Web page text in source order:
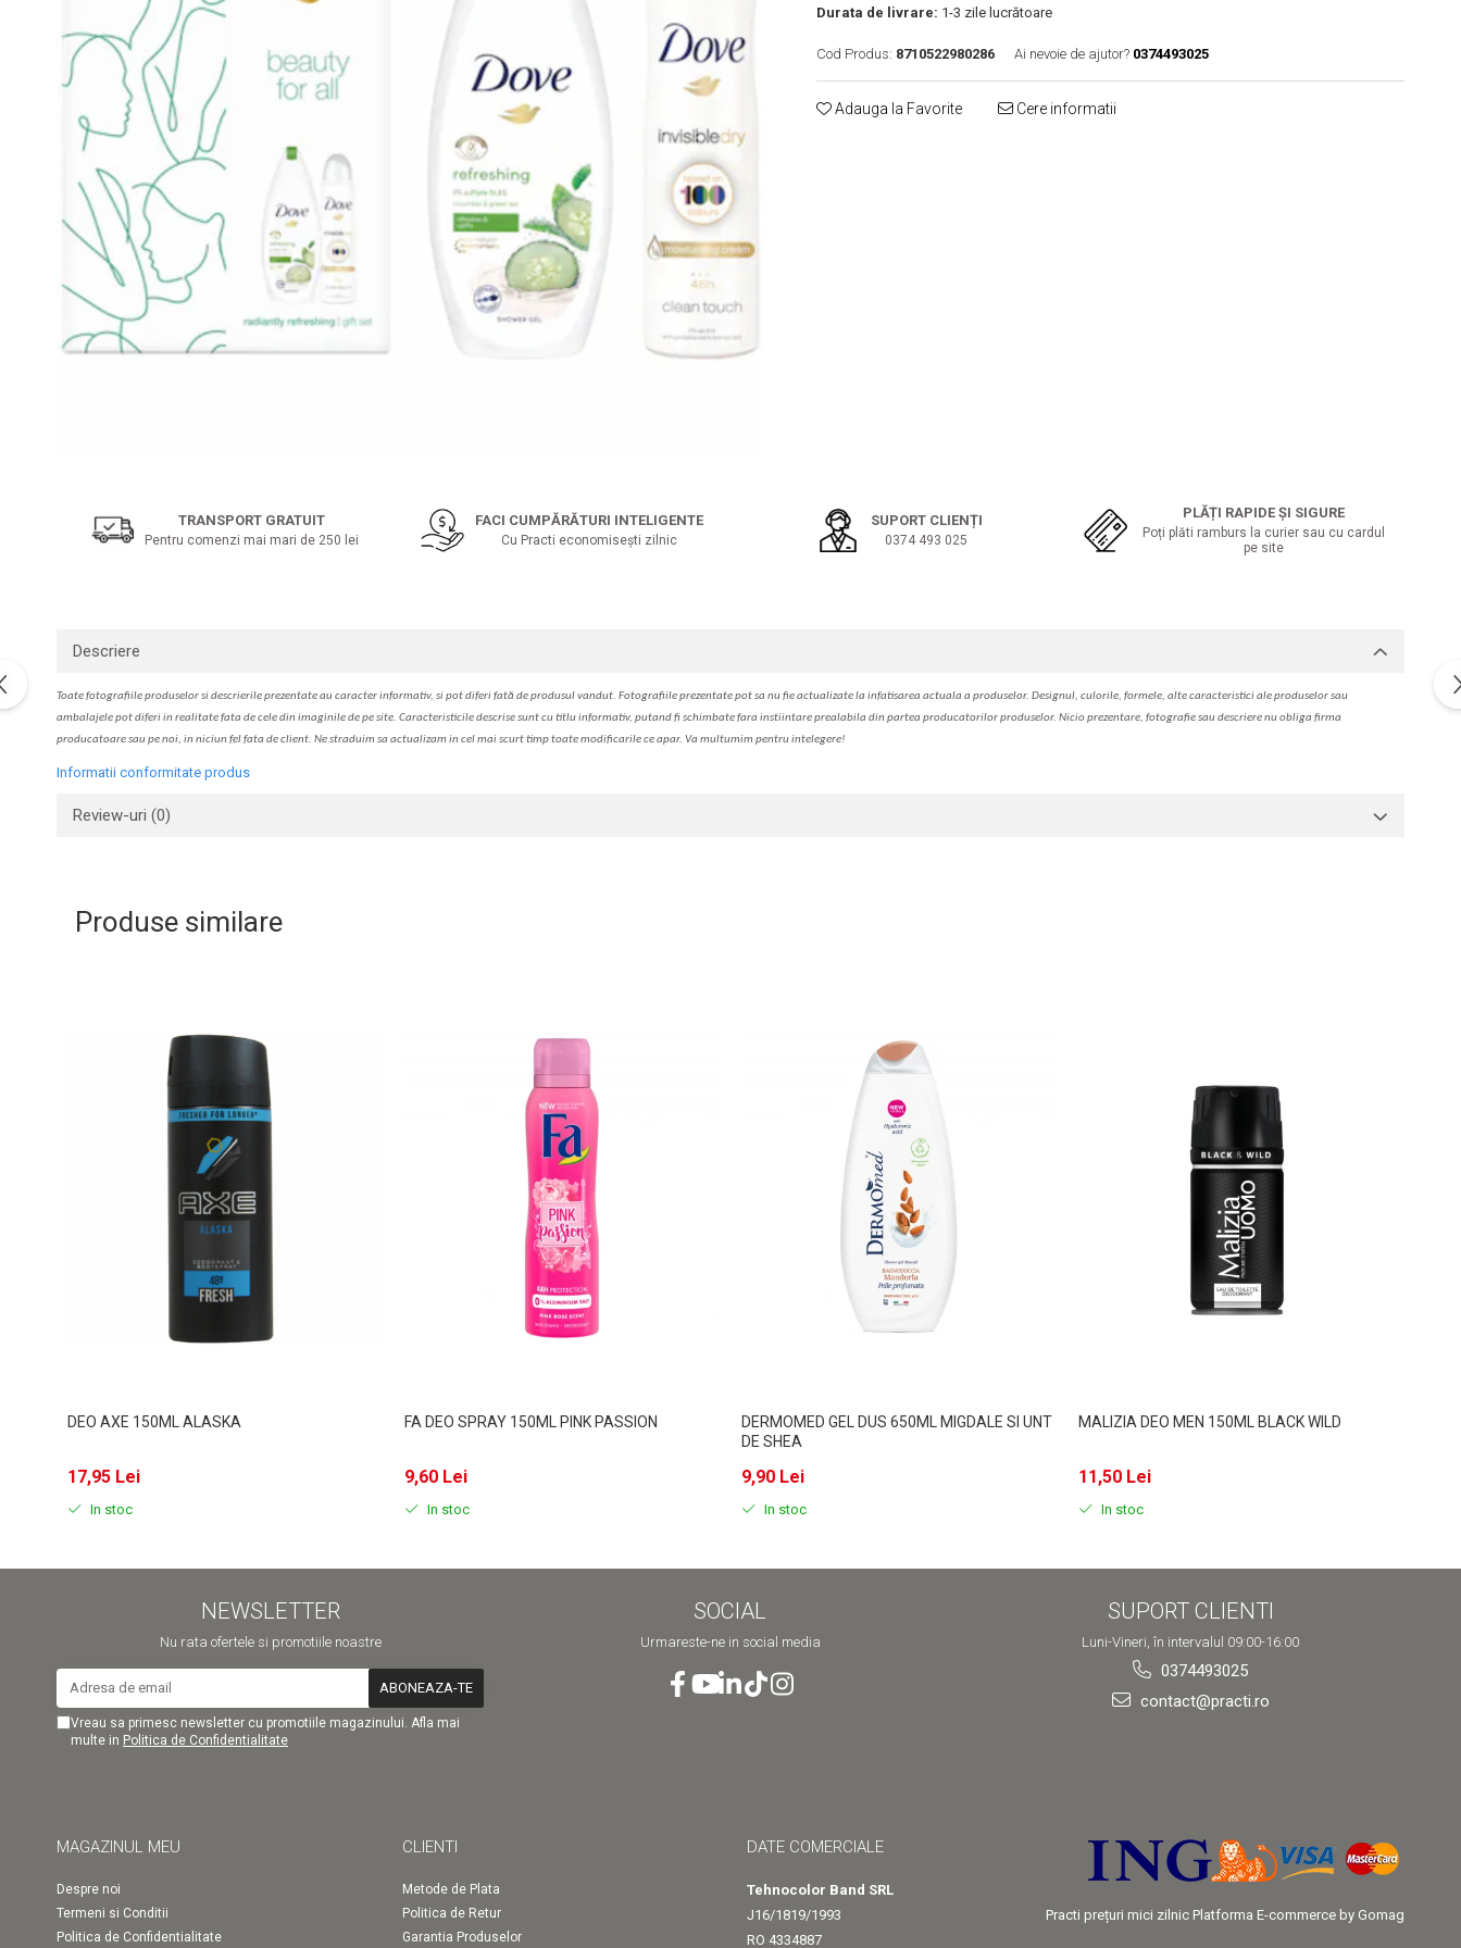
Detergent pardoseala
Detergent toaleta
Echipamente de curăţenie
Folie aluminiu,folie alimentara
Galeata mop
Hartie igienica
Insecticide
Lavete de curatare
Parfum de camere
Produse de dezinfectare
Indepartarea parului
Ingrijirea buzei
Lotiune de corp
Pachete de cadouri
Pasta de dinti
Pensula machiaj
Periuta de dinti
Produse pentru coafat
Produse pentru curatarea tenului
Vata demachianta
Facebook
Durata de livrare: 1-3 zile lucrătoare
Cod Produs: 8710522980286 Ai nevoie de ajutor? 0374493025
Adauga la Favorite Cere informatii
TRANSPORT GRATUIT
Pentru comenzi mai mari de 250 lei
FACI CUMPĂRĂTURI INTELIGENTE
Cu Practi economisești zilnic
SUPORT CLIENȚI
0374 493 025
PLĂȚI RAPIDE ȘI SIGURE
Poți plăti ramburs la curier sau cu cardul
pe site
Descriere
Toate fotografiile produselorsidescrierileprezentate au caracter informativ, si pot diferi fată de produsul vandut. Fotografiile prezentate pot sa nu fie actualizate la infatisarea actuala a produselor. Designul, culorile, formele, alte caracteristici ale produselor sau
ambalajele pot diferi in realitate fata de cele din imaginile de pe site. Caracteristicile descrise sunt cu titlu informativ, putand fi schimbate fara instiintare prealabila din partea producatorilor produselor. Nicio prezentare, fotografie sau descriere nu obliga firma
producatoare sau pe noi, in niciun fel fata de client. Ne straduim sa actualizam in cel mai scurt timp toate modificarile ce apar. Va multumim pentru intelegere!
Informatii conformitate produs
Review-uri (0)
Produse similare
DEO AXE 150ML ALASKA
17,95 Lei
In stoc
FA DEO SPRAY 150ML PINK PASSION
9,60 Lei
In stoc
DERMOMED GEL DUS 650ML MIGDALE SI UNT
DE SHEA
9,90 Lei
In stoc
MALIZIA DEO MEN 150ML BLACK WILD
11,50 Lei
In stoc
NEWSLETTER
Nu rata ofertele si promotiile noastre
Vreau sa primesc newsletter cu promotiile magazinului. Afla mai
multe in Politica de Confidentialitate
SOCIAL
Urmareste-ne in social media
SUPORT CLIENTI
Luni-Vineri, în intervalul 09:00-16:00
0374493025
contact@practi.ro
MAGAZINUL MEU
Despre noi
Termeni si Conditii
Politica de Confidentialitate
CLIENTI
Metode de Plata
Politica de Retur
Garantia Produselor
DATE COMERCIALE
Tehnocolor Band SRL
J16/1819/1993
RO 4334887
Practi prețuri mici zilnic Platforma E-commerce by Gomag